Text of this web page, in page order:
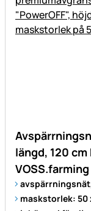
längd, 120
VOSS.farming
maskstorlek: 50